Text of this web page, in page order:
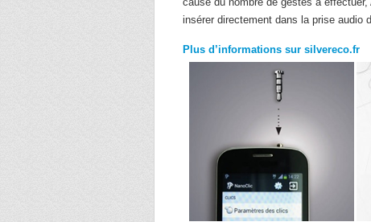
insérer directement dans la prise audio
Plus d’informations sur silvereco.fr